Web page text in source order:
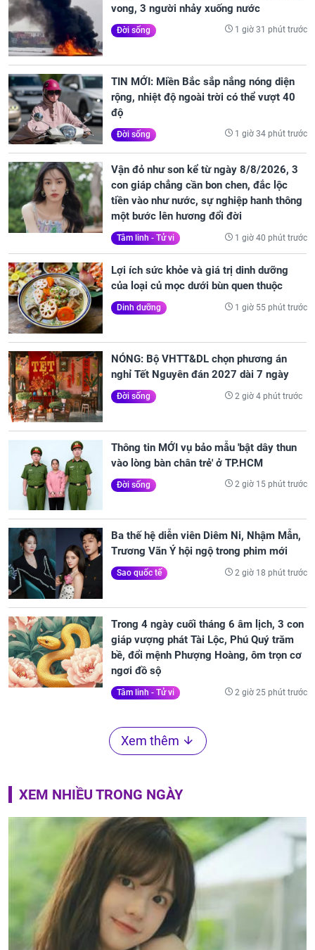
vong, 3 người nhảy xuống nước
Đời sống 1 giờ 31 phút trước
TIN MỚI: Miền Bắc sắp nắng nóng diện
rộng, nhiệt độ ngoài trời có thể vượt 40
độ
Đời sống 1 giờ 34 phút trước
Vận đỏ như son kể từ ngày 8/8/2026, 3
con giáp chẳng cần bon chen, đắc lộc
tiền vào như nước, sự nghiệp hanh thông
một bước lên hương đổi đời
Tâm linh - Tử vi 1 giờ 40 phút trước
Lợi ích sức khỏe và giá trị dinh dưỡng
của loại củ mọc dưới bùn quen thuộc
Dinh dưỡng 1 giờ 55 phút trước
NÓNG: Bộ VHTT&DL chọn phương án
nghỉ Tết Nguyên đán 2027 dài 7 ngày
Đời sống 2 giờ 4 phút trước
Thông tin MỚI vụ bảo mẫu 'bật dây thun
vào lòng bàn chân trẻ' ở TP.HCM
Đời sống 2 giờ 15 phút trước
Ba thế hệ diễn viên Diêm Ni, Nhậm Mẫn,
Trương Vãn Ý hội ngộ trong phim mới
Sao quốc tế 2 giờ 18 phút trước
Trong 4 ngày cuối tháng 6 âm lịch, 3 con
giáp vượng phát Tài Lộc, Phú Quý trăm
bề, đổi mệnh Phượng Hoàng, ôm trọn cơ
ngơi đồ sộ
Tâm linh - Tử vi 2 giờ 25 phút trước
Xem thêm
XEM NHIỀU TRONG NGÀY